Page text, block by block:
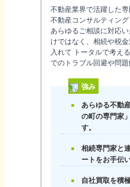
不動産業界で活躍した
不動産コンサルティン
あらゆるご相談に対応
けではなく、相続や税
入れて トータルで考え
でのトラブル回避や問題
強み
あらゆる不動
の町の専門家
す。
相続専門家と
ートをお手伝
自社買取を積